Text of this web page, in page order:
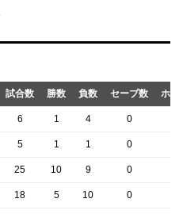
試合数 勝数 負数 セーブ数 ホー
6 1 4 0
5 1 1 0
25 10 9 0
18 5 10 0